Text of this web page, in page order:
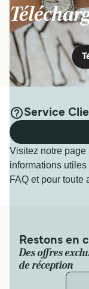
Service
Visitez notre
informations
FAQ et pour toute
Restons en
Des offres
de réception